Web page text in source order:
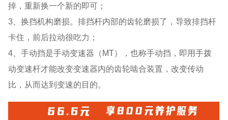
掉，重新换一个新的即可；
3、换挡机构磨损。排挡杆内部的齿轮磨损了，导致排挡杆
卡住，前后拉动很吃力；
4、手动挡是手动变速器（MT），也称手动挡，即用手拨
动变速杆才能改变变速器内的齿轮啮合装置，改变传动
比，从而达到变速的目的。